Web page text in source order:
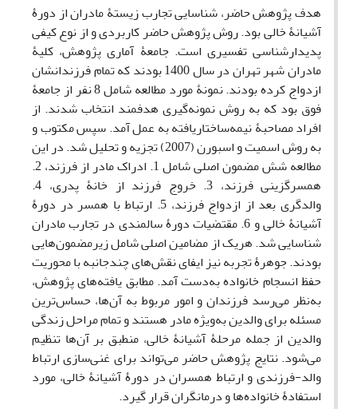
هدف پژوهش حاضر، شناسایی تجارب زیستۀ مادران از دورۀ
آشیانۀ خالی بود. روش پژوهش حاضر کاربردی و از نوع کیفی
پدیدارشناسی تفسیری است. جامعۀ آماری پژوهش، کلیۀ
مادران شهر تهران در سال 1400 بودند که تمام فرزندانشان
ازدواج کرده بودند. نمونۀ مورد مطالعه شامل 8 نفر از جامعۀ
فوق بود که به روش نمونه‌گیری هدفمند انتخاب شدند. از
افراد مصاحبۀ نیمه‌ساختاریافته به عمل آمد. سپس مکتوب و
به روش اسمیت و اسبورن (2007) تجزیه و تحلیل شد. در این
مطالعه شش مضمون اصلی شامل 1. ادراک مادر از فرزند، 2.
همسرگزینی فرزند، 3. خروج فرزند از خانۀ پدری، 4.
والدگری بعد از ازدواج فرزند، 5. ارتباط با همسر در دورۀ
آشیانۀ خالی و 6. مقتضیات دورۀ سالمندی در تجارب مادران
شناسایی شد. هریک از مضامین اصلی شامل زیرمضمون‌هایی
بودند. جوهرۀ تجربه نیز ایفای نقش‌های چندجانبه با محوریت
حفظ انسجام خانواده به‌دست آمد. مطابق یافته‌های پژوهش،
به‌نظر می‌رسد فرزندان و امور مربوط به آن‌ها، حساس‌ترین
مسئله برای والدین به‌ویژه مادر هستند و تمام مراحل زندگی
والدین از جمله مرحلۀ آشیانۀ خالی، منطبق بر آن‌ها تنظیم
می‌شود. نتایج پژوهش حاضر می‌تواند برای غنی‌سازی ارتباط
والد-فرزندی و ارتباط همسران در دورۀ آشیانۀ خالی، مورد
استفادۀ خانواده‌ها و درمانگران قرار گیرد.